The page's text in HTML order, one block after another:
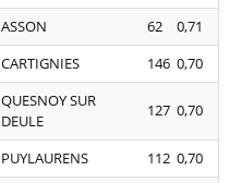
ASSON 62
0,71
CARTIGNIES 146 0,70
QUESNOY SUR
DEULE
127 0,70
PUYLAURENS 112 0,70